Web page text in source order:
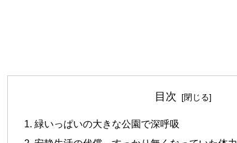
目次
緑いっぱいの大きな公園で深呼吸